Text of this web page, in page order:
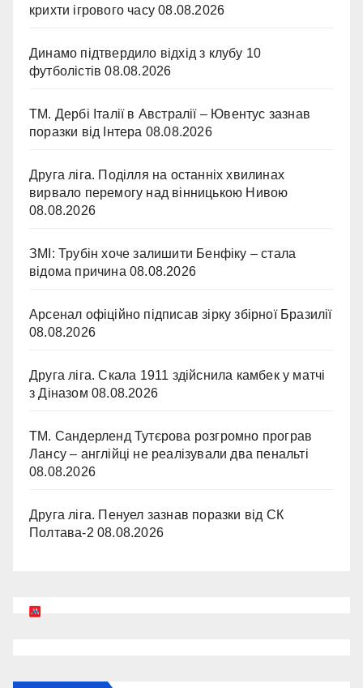
крихти ігрового часу 08.08.2026
Динамо підтвердило відхід з клубу 10
футболістів 08.08.2026
ТМ. Дербі Італії в Австралії – Ювентус зазнав
поразки від Інтера 08.08.2026
Друга ліга. Поділля на останніх хвилинах
вирвало перемогу над вінницькою Нивою
08.08.2026
ЗМІ: Трубін хоче залишити Бенфіку – стала
відома причина 08.08.2026
Арсенал офіційно підписав зірку збірної Бразилії
08.08.2026
Друга ліга. Скала 1911 здійснила камбек у матчі
з Діназом 08.08.2026
ТМ. Сандерленд Тутєрова розгромно програв
Лансу – англійці не реалізували два пенальті
08.08.2026
Друга ліга. Пенуел зазнав поразки від СК
Полтава-2 08.08.2026